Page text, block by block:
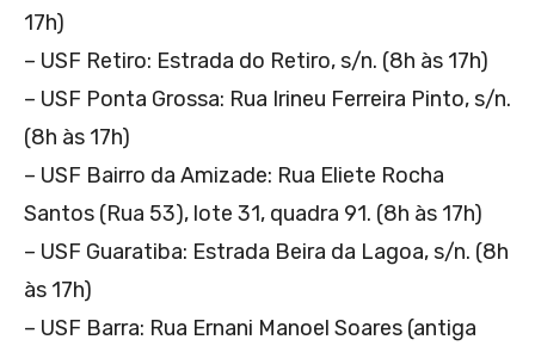
17h)
– USF Retiro: Estrada do Retiro, s/n. (8h às 17h)
– USF Ponta Grossa: Rua Irineu Ferreira Pinto, s/n.
(8h às 17h)
– USF Bairro da Amizade: Rua Eliete Rocha
Santos (Rua 53), lote 31, quadra 91. (8h às 17h)
– USF Guaratiba: Estrada Beira da Lagoa, s/n. (8h
às 17h)
– USF Barra: Rua Ernani Manoel Soares (antiga